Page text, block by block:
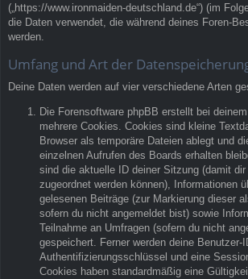
f(„https://www.ironmaiden-deutschland.de“) (im
die Daten verwendet, die während deines Foren-
werden.
Umfang und Art der
Deine Daten werden auf vier verschiedene Arten
Die Forensoftware phpBB erstellt bei
mehrere Cookies. Cookies sind kleine
Browser als temporäre Dateien ablegt und
einzelnen Aufrufen des Boards erhalten
sind die aktuelle ID deiner Sitzung (damit
zugeordnet werden können), Informationen
gelesenen Beiträge (zur Markierung dieser
sofern du nicht angemeldet bist) sowie
Teilnahme an Umfragen (sofern du nicht
gespeichert. Ferner werden deine Benutzer-
Authentifizierungsschlüssel und eine
Cookies haben standardmäßig eine